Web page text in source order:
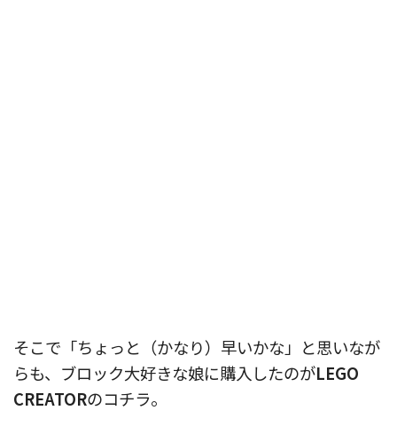
そこで「ちょっと（かなり）早いかな」と思いなが
らも、ブロック大好きな娘に購入したのがLEGO
CREATORのコチラ。